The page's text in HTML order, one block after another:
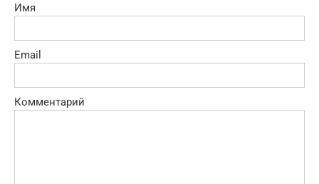
Имя
Email
Комментарий